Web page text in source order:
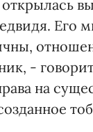
Его
-
на